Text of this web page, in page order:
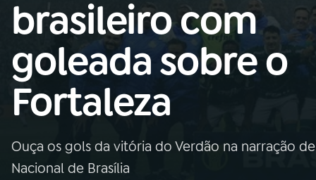
01INÍCIO
02A RÁDIO
03 PROGRAMAÇÃO
04PROGRAMAS
brasileiro com
goleada sobre o
Fortaleza
Ouça os gols da vitória do Verdão na narração
Nacional de Brasília